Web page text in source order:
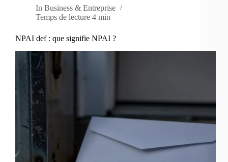
In Business & Entreprise
Temps de lecture 4 min
NPAI def : que signifie NPAI ?